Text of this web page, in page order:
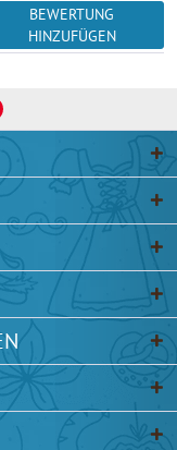
BEWERTUNG
HINZUFÜGEN